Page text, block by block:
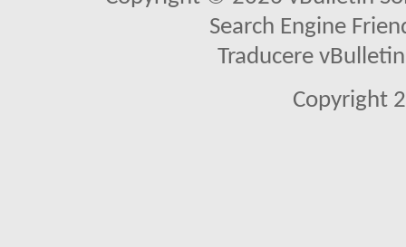
Search Engine
Traducere
Copyright